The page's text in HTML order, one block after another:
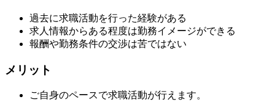
過去に求職活動を行った経験がある
求人情報からある程度は勤務イメージができる
報酬や勤務条件の交渉は苦ではない
メリット
ご自身のペースで求職活動が行えます。